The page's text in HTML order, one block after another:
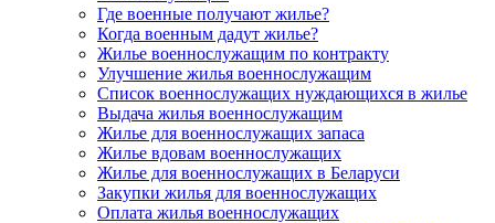
Где военные получают жилье?
Когда военным дадут жилье?
Жилье военнослужащим по контракту
Улучшение жилья военнослужащим
Список военнослужащих нуждающихся в жилье
Выдача жилья военнослужащим
Жилье для военнослужащих запаса
Жилье вдовам военнослужащих
Жилье для военнослужащих в Беларуси
Закупки жилья для военнослужащих
Оплата жилья военнослужащих